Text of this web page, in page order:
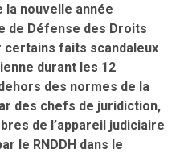
la nouvelle année
de Défense des Droits
certains faits scandaleux
durant les 12
des normes de la
des chefs de juridiction,
de l’appareil judiciaire
le RNDDH dans le